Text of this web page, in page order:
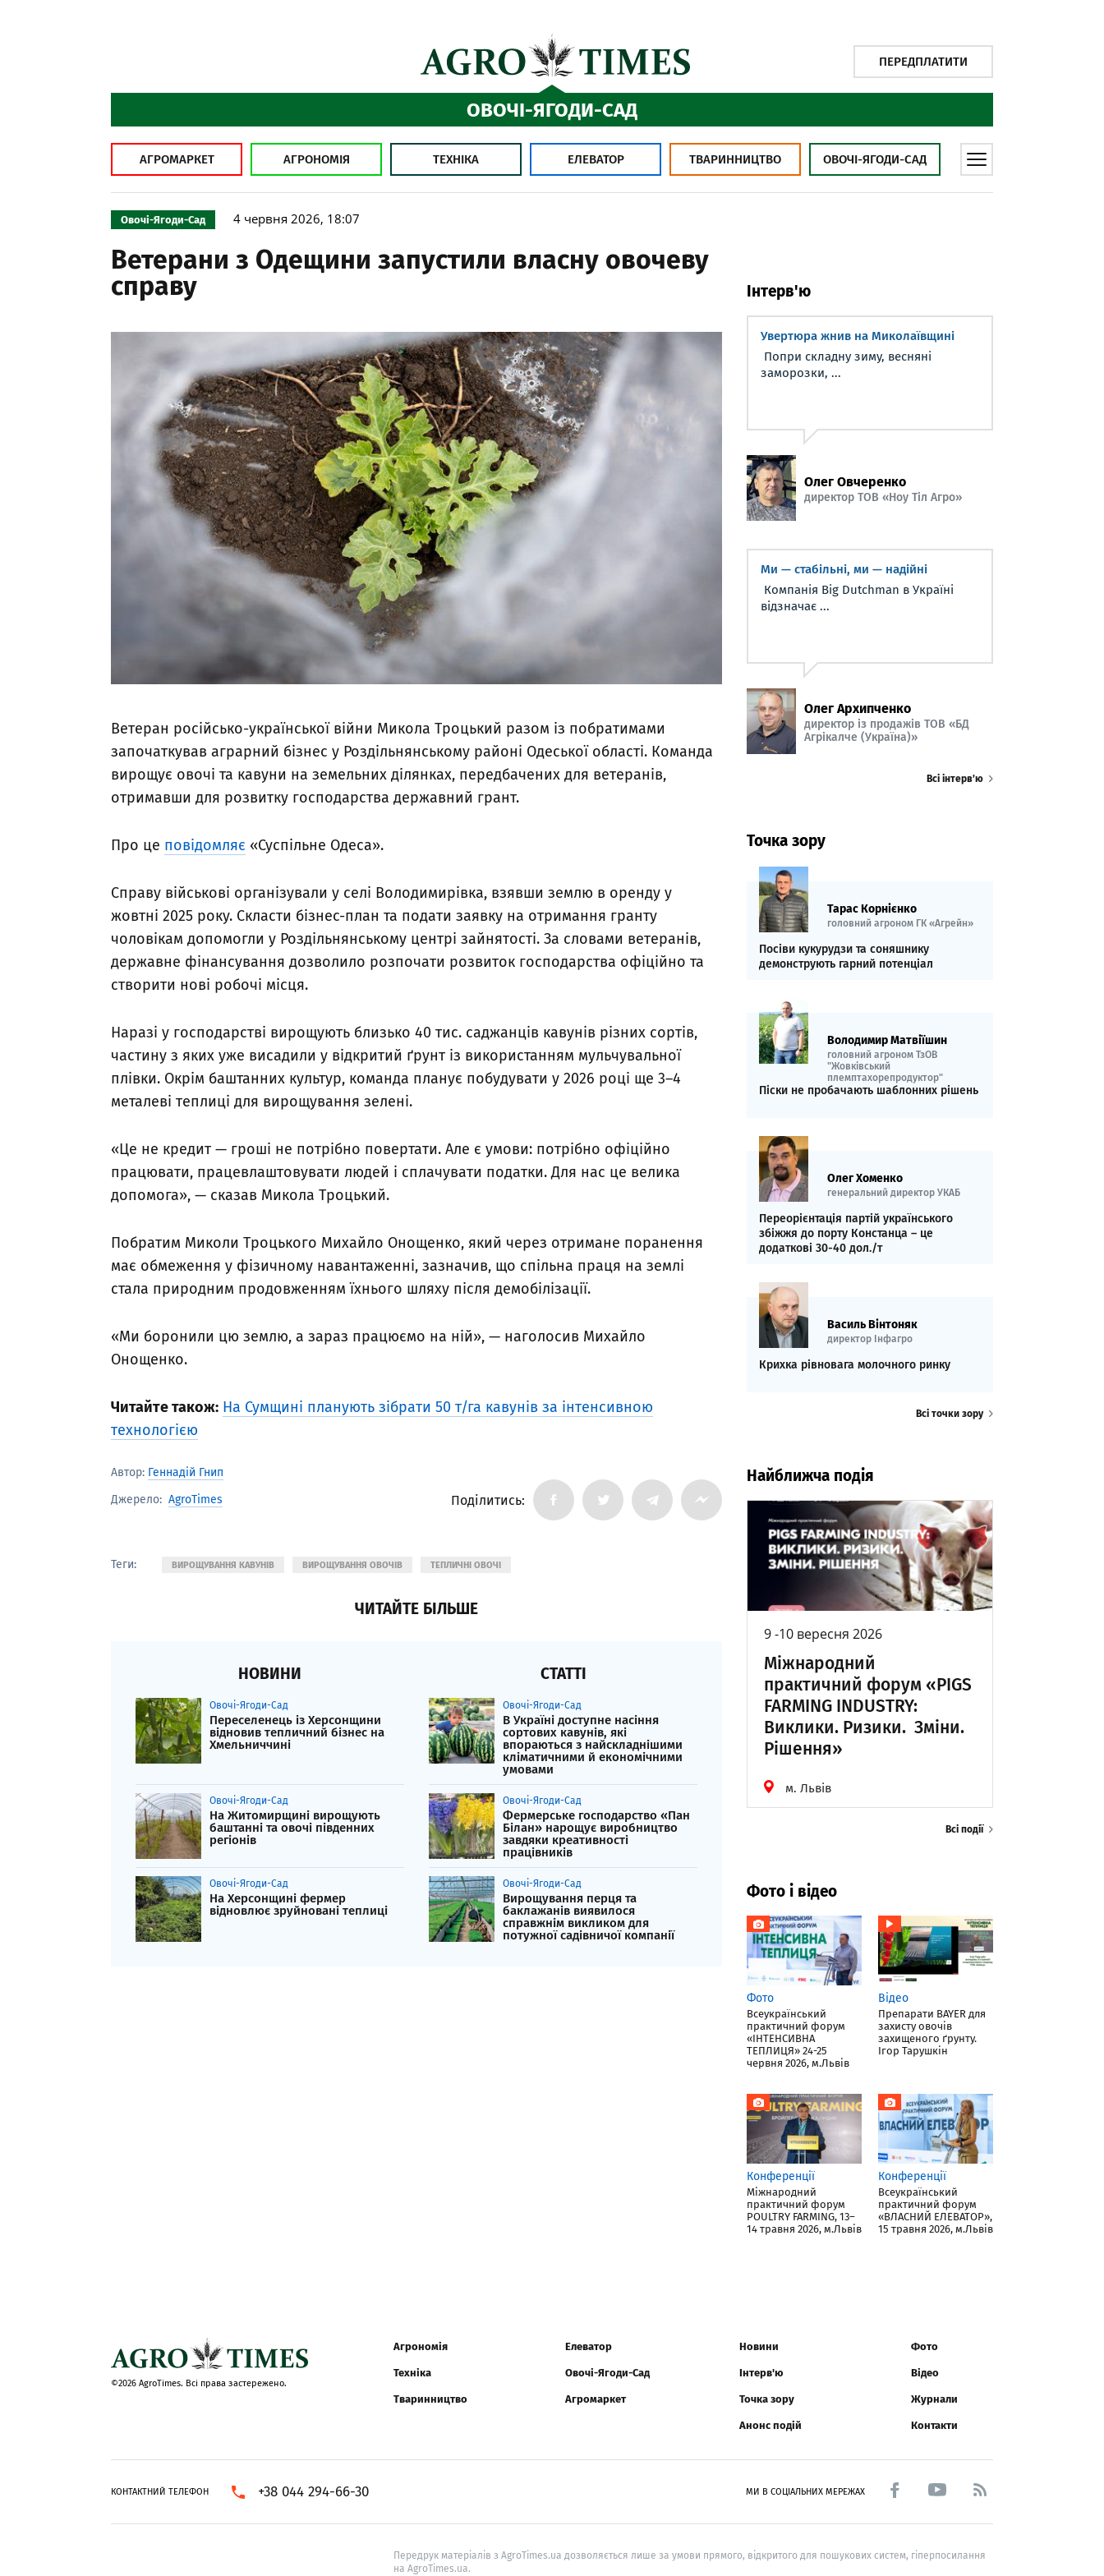
ПЕРЕДПЛАТИТИ
ОВОЧІ-ЯГОДИ-САД
АГРОМАРКЕТ АГРОНОМІЯ ТЕХНІКА ЕЛЕВАТОР ТВАРИННИЦТВО ОВОЧІ-ЯГОДИ-САД
Овочі-Ягоди-Сад 4 червня 2026, 18:07
Ветерани з Одещини запустили власну овочеву
справу
Ветеран російсько-української війни Микола Троцький разом із побратимами
започаткував аграрний бізнес у Роздільнянському районі Одеської області. Команда
вирощує овочі та кавуни на земельних ділянках, передбачених для ветеранів,
отримавши для розвитку господарства державний грант.
Про це повідомляє «Суспільне Одеса».
Справу військові організували у селі Володимирівка, взявши землю в оренду у
жовтні 2025 року. Скласти бізнес-план та подати заявку на отримання гранту
чоловікам допомогли у Роздільнянському центрі зайнятості. За словами ветеранів,
державне фінансування дозволило розпочати розвиток господарства офіційно та
створити нові робочі місця.
Наразі у господарстві вирощують близько 40 тис. саджанців кавунів різних сортів,
частину з яких уже висадили у відкритий ґрунт із використанням мульчувальної
плівки. Окрім баштанних культур, команда планує побудувати у 2026 році ще 3–4
металеві теплиці для вирощування зелені.
«Це не кредит — гроші не потрібно повертати. Але є умови: потрібно офіційно
працювати, працевлаштовувати людей і сплачувати податки. Для нас це велика
допомога», — сказав Микола Троцький.
Побратим Миколи Троцького Михайло Онощенко, який через отримане поранення
має обмеження у фізичному навантаженні, зазначив, що спільна праця на землі
стала природним продовженням їхнього шляху після демобілізації.
«Ми боронили цю землю, а зараз працюємо на ній», — наголосив Михайло
Онощенко.
Читайте також: На Сумщині планують зібрати 50 т/га кавунів за інтенсивною
технологією
Автор: Геннадій Гнип
Джерело: AgroTimes Поділитись:
Теги: ВИРОЩУВАННЯ КАВУНІВ ВИРОЩУВАННЯ ОВОЧІВ ТЕПЛИЧНІ ОВОЧІ
ЧИТАЙТЕ БІЛЬШЕ
НОВИНИ
Овочі-Ягоди-Сад
Переселенець із Херсонщини
відновив тепличний бізнес на
Хмельниччині
Овочі-Ягоди-Сад
На Житомирщині вирощують
баштанні та овочі південних
регіонів
Овочі-Ягоди-Сад
На Херсонщині фермер
відновлює зруйновані теплиці
СТАТТІ
Овочі-Ягоди-Сад
В Україні доступне насіння
сортових кавунів, які
впораються з найскладнішими
кліматичними й економічними
умовами
Овочі-Ягоди-Сад
Фермерське господарство «Пан
Білан» нарощує виробництво
завдяки креативності
працівників
Овочі-Ягоди-Сад
Вирощування перця та
баклажанів виявилося
справжнім викликом для
потужної садівничої компанії
Інтерв'ю
Увертюра жнив на Миколаївщині
Попри складну зиму, весняні
заморозки, ...
Олег Овчеренко
директор ТОВ «Ноу Тіл Агро»
Ми — стабільні, ми — надійні
Компанія Big Dutchman в Україні
відзначає ...
Олег Архипченко
директор із продажів ТОВ «БД
Агрікалче (Україна)»
Всі інтерв’ю
Точка зору
Тарас Корнієнко
головний агроном ГК «Агрейн»
Посіви кукурудзи та соняшнику
демонструють гарний потенціал
Володимир Матвіїшин
головний агроном ТзОВ
"Жовківський
племптахорепродуктор"
Піски не пробачають шаблонних рішень
Олег Хоменко
генеральний директор УКАБ
Переорієнтація партій українського
збіжжя до порту Констанца – це
додаткові 30-40 дол./т
Василь Вінтоняк
директор Інфагро
Крихка рівновага молочного ринку
Всі точки зору
Найближча подія
9 -10 вересня 2026
Міжнародний
практичний форум «PIGS
FARMING INDUSTRY:
Виклики. Ризики. Зміни.
Рішення»
м. Львів
Всі події
Фото і відео
Фото
Всеукраїнський
практичний форум
«ІНТЕНСИВНА
ТЕПЛИЦЯ» 24-25
червня 2026, м.Львів
Відео
Препарати BAYER для
захисту овочів
захищеного ґрунту.
Ігор Тарушкін
Конференції
Міжнародний
практичний форум
POULTRY FARMING, 13–
14 травня 2026, м.Львів
Конференції
Всеукраїнський
практичний форум
«ВЛАСНИЙ ЕЛЕВАТОР»,
15 травня 2026, м.Львів
©2026 AgroTimes. Всі права застережено.
Агрономія
Техніка
Тваринництво
Елеватор
Овочі-Ягоди-Сад
Агромаркет
Новини
Інтерв'ю
Точка зору
Анонс подій
Фото
Відео
Журнали
Контакти
КОНТАКТНИЙ ТЕЛЕФОН +38 044 294-66-30 МИ В СОЦІАЛЬНИХ МЕРЕЖАХ
Передрук матеріалів з AgroTimes.ua дозволяється лише за умови прямого, відкритого для пошукових систем, гіперпосилання
на AgroTimes.ua.